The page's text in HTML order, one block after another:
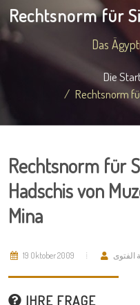
Rechtsnorm für
Das
Die
Rechtsnorm
Rechtsnorm für
Hadschis von
Mina
19 Oktober 2009 الفتوى
IHRE FRAGE